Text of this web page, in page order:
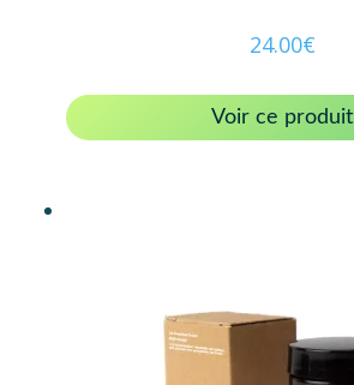
24.00€
Voir ce produit